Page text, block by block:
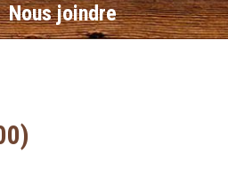
Nous joindre